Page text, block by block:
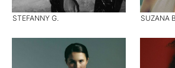
STEFANNY G. SUZANA